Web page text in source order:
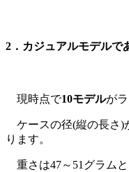
2．カジュアルモデルで
現時点で10モデルが
ケースの径(縦の長さ)
ります。
重さは47～51グラム